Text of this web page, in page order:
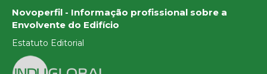
Novoperfil - Informação profissional sobre a
Envolvente do Edifício
Estatuto Editorial